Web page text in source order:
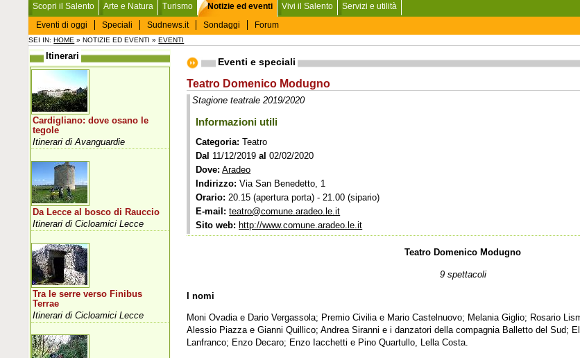
Scopri il Salento Arte e Natura Turismo
Notizie ed eventi
Eventi di oggi
Speciali Sudnews.it Sondaggi Forum
Vivi il Salento Servizi e utilità
SEI IN:HOME » NOTIZIE ED EVENTI »EVENTI
Eventi e speciali
Teatro Domenico Modugno
Stagione teatrale 2019/2020
Informazioni utili
Categoria: Teatro
Dal 11/12/2019al 02/02/2020
Dove: Aradeo
Indirizzo: Via San Benedetto, 1
Orario: 20.15 (apertura porta) - 21.00 (sipario)
E-mail: teatro@comune.aradeo.le.it
Sito web: http://www.comune.aradeo.le.it
Teatro Domenico Modugno
9 spettacoli
I nomi
Moni Ovadia e Dario Vergassola; Premio Civilia e Mario Castelnuovo; Melania Giglio; Rosario
Alessio Piazza e Gianni Quillico; Andrea Siranni e i danzatori della compagnia Balletto del Sud;
Lanfranco; Enzo Decaro; Enzo Iacchetti e Pino Quartullo, Lella Costa.
Itinerari
Cardigliano: dove osano le
tegole
Itinerari di Avanguardie
Da Lecce al bosco di Rauccio
Itinerari di Cicloamici Lecce
Tra le serre verso Finibus
Terrae
Itinerari di Cicloamici Lecce